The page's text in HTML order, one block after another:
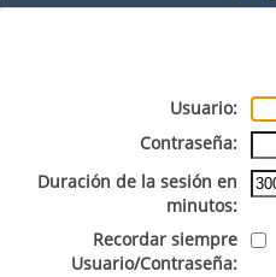
Usuario:
Contraseña:
Duración de la sesión en
minutos:
Recordar siempre
Usuario/Contraseña: